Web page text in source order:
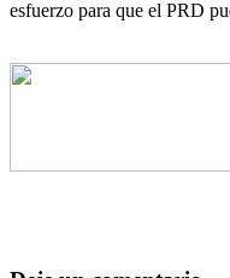
esfuerzo para que el PRD